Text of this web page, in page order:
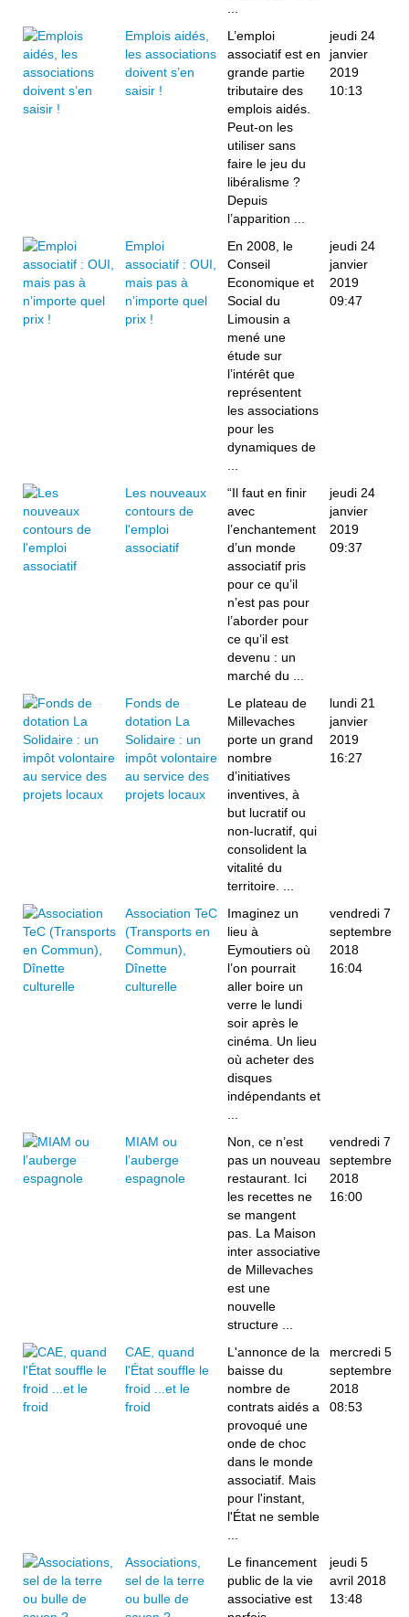
Emplois aidés,
les associations
doivent s’en
saisir !
L’emploi
associatif est en
grande partie
tributaire des
emplois aidés.
Peut-on les
utiliser sans
faire le jeu du
libéralisme ?
Depuis
l’apparition ...
jeudi 24
janvier
2019
10:13
Emploi
associatif : OUI,
mais pas à
n’importe quel
prix !
En 2008, le
Conseil
Economique et
Social du
Limousin a
mené une
étude sur
l’intérêt que
représentent
les associations
pour les
dynamiques de
jeudi 24
janvier
2019
09:47
Les nouveaux
contours de
l'emploi
associatif
“Il faut en finir
avec
l’enchantement
d’un monde
associatif pris
pour ce qu’il
n’est pas pour
l’aborder pour
ce qu’il est
devenu : un
marché du ...
jeudi 24
janvier
2019
09:37
Fonds de
dotation La
Solidaire : un
impôt volontaire
au service des
projets locaux
Le plateau de
Millevaches
porte un grand
nombre
d’initiatives
inventives, à
but lucratif ou
non-lucratif, qui
consolident la
vitalité du
territoire. ...
lundi 21
janvier
2019
16:27
Association TeC
(Transports en
Commun),
Dînette
culturelle
Imaginez un
lieu à
Eymoutiers où
l’on pourrait
aller boire un
verre le lundi
soir après le
cinéma. Un lieu
où acheter des
disques
indépendants et
vendredi 7
septembre
2018
16:04
MIAM ou
l’auberge
espagnole
Non, ce n’est
pas un nouveau
restaurant. Ici
les recettes ne
se mangent
pas. La Maison
inter associative
de Millevaches
est une
nouvelle
structure ...
vendredi 7
septembre
2018
16:00
CAE, quand
l'État souffle le
froid ...et le
froid
L'annonce de la
baisse du
nombre de
contrats aidés a
provoqué une
onde de choc
dans le monde
associatif. Mais
pour l'instant,
l'État ne semble
mercredi 5
septembre
2018
08:53
Associations,
sel de la terre
ou bulle de
Le financement
public de la vie
associative est
jeudi 5
avril 2018
13:48